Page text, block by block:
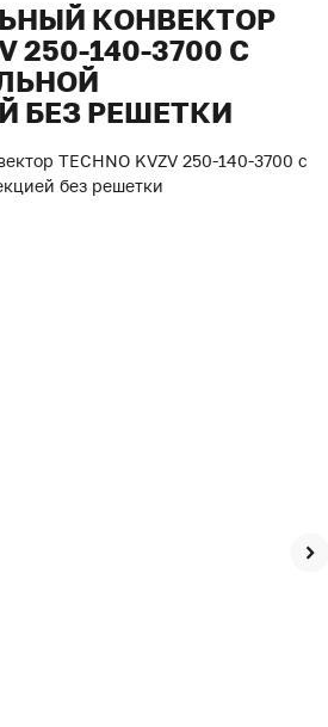
КОНВЕКТОР
250-140-3700 С
БЕЗ РЕШЕТКИ